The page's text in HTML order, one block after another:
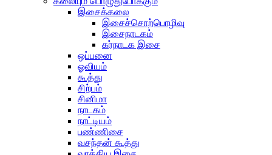
இசைக்கலை
இசைச்சொற்பொழிவு
இசைநாடகம்
கர்நாடக இசை
ஒப்பனை
ஓவியம்
கூத்து
சிற்பம்
சினிமா
நாடகம்
நாட்டியம்
பண்ணிசை
வசந்தன் கூத்து